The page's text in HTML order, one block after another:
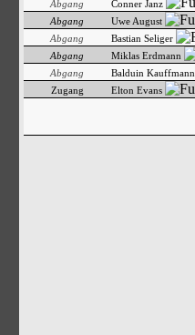
Abgang
Conner Janz
Abgang
Uwe August
Abgang
Bastian Seliger
Abgang
Miklas Erdmann
Abgang
Balduin Kauffmann
Zugang
Elton Evans